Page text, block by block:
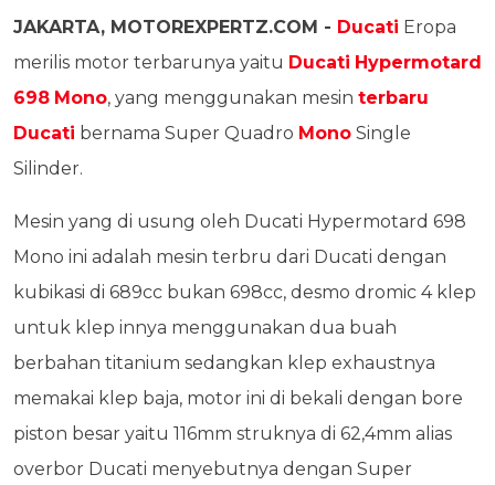
JAKARTA, MOTOREXPERTZ.COM - Ducati Eropa
merilis motor terbarunya yaitu Ducati Hypermotard
698 Mono, yang menggunakan mesin terbaru
Ducati bernama Super Quadro Mono Single
Silinder.
Mesin yang di usung oleh Ducati Hypermotard 698
Mono ini adalah mesin terbru dari Ducati dengan
kubikasi di 689cc bukan 698cc, desmo dromic 4 klep
untuk klep innya menggunakan dua buah
berbahan titanium sedangkan klep exhaustnya
memakai klep baja, motor ini di bekali dengan bore
piston besar yaitu 116mm struknya di 62,4mm alias
overbor Ducati menyebutnya dengan Super